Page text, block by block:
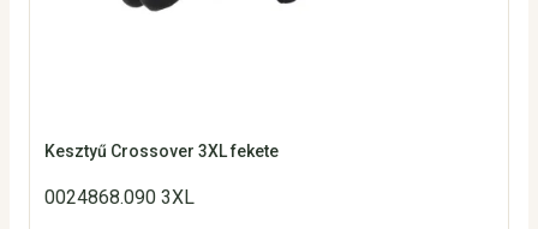
Kesztyű Crossover 3XL fekete
0024868.090 3XL